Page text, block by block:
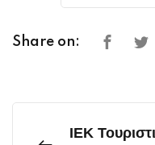
Share on:
ΙΕΚ